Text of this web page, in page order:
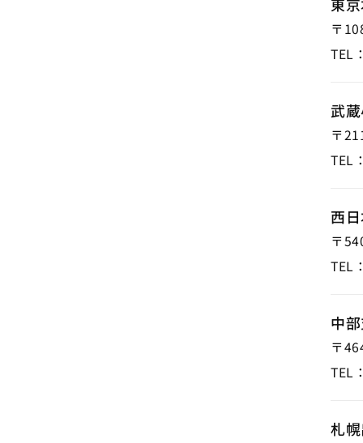
〒
TEL
武
〒
TEL
西
〒
TEL
中
〒
TEL
札